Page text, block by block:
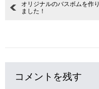
オリジナルのバスボムを作り
ました！
コメントを残す